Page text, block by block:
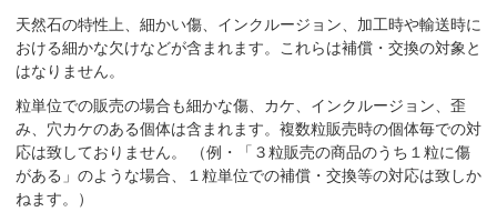
天然石の特性上、細かい傷、インクルージョン、加工時や輸送時に
おける細かな欠けなどが含まれます。これらは補償・交換の対象と
はなりません。
粒単位での販売の場合も細かな傷、カケ、インクルージョン、歪
み、穴カケのある個体は含まれます。複数粒販売時の個体毎での対
応は致しておりません。 （例・「３粒販売の商品のうち１粒に傷
がある」のような場合、１粒単位での補償・交換等の対応は致しか
ねます。）